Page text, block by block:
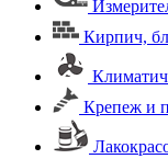
Кирпич,
Крепеж и